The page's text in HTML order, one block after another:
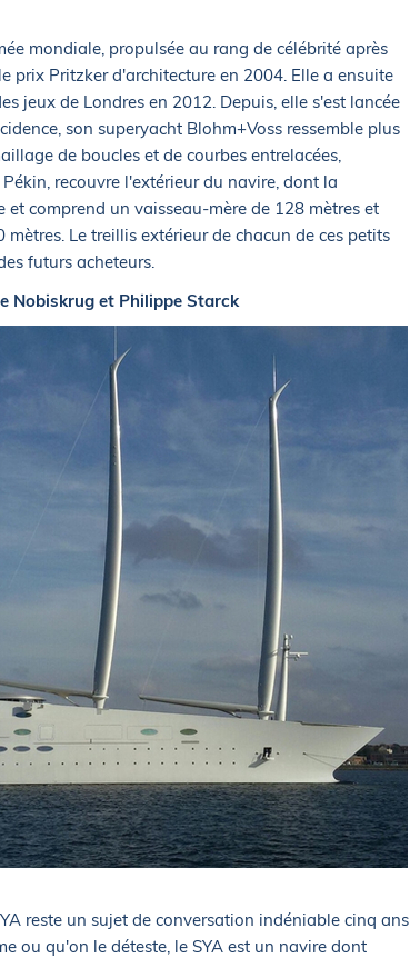
mondiale, propulsée au rang de célébrité après
prix Pritzker d'architecture en 2004. Elle a ensuite
jeux de Londres en 2012. Depuis, elle s'est lancée
son superyacht Blohm+Voss ressemble plus
de boucles et de courbes entrelacées,
recouvre l'extérieur du navire, dont la
comprend un vaisseau-mère de 128 mètres et
mètres. Le treillis extérieur de chacun de ces petits
futurs acheteurs.
Nobiskrug et Philippe Starck
reste un sujet de conversation indéniable cinq ans
ou qu'on le déteste, le SYA est un navire dont